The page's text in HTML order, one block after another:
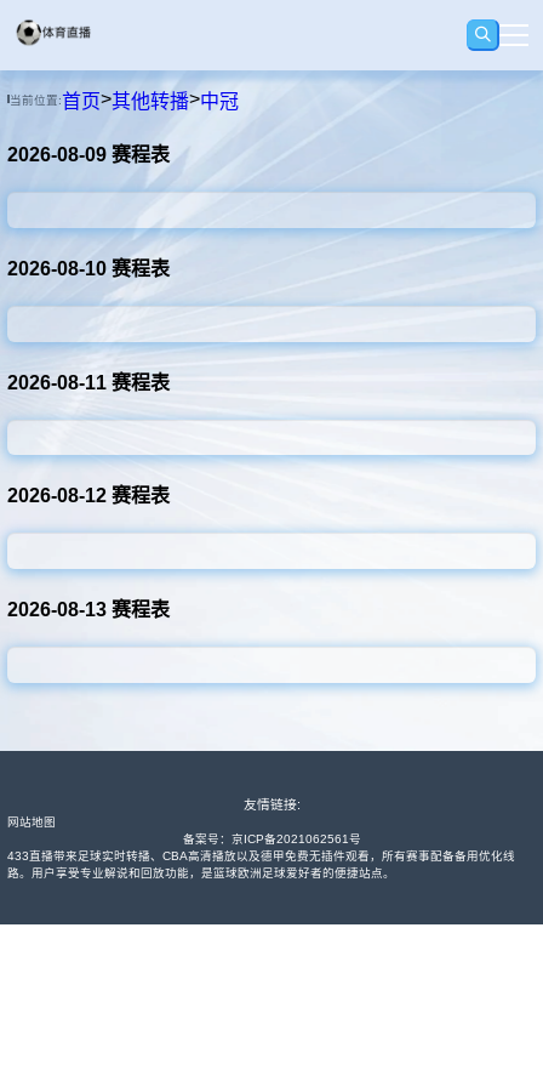
足球
录像
集锦
其他转播
当前位置:首页>其他转播>中冠
2026-08-09 赛程表
2026-08-10 赛程表
2026-08-11 赛程表
2026-08-12 赛程表
2026-08-13 赛程表
友情链接:
网站地图
备案号： 京ICP备2021062561号
433直播带来足球实时转播、CBA高清播放以及德甲免费无插件观看，所有赛事配备备用优化线
路。用户享受专业解说和回放功能，是篮球欧洲足球爱好者的便捷站点。